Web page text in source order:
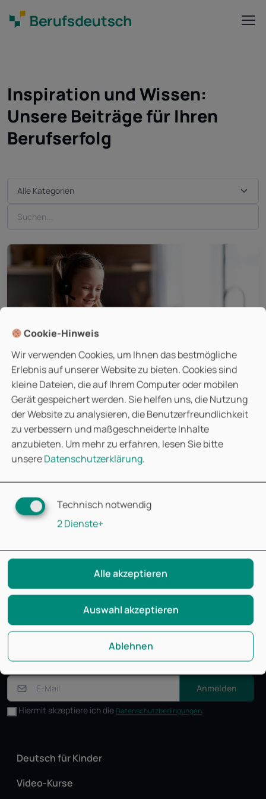
Inspiration und Wissen:
Unsere Beiträge für Ihren
Berufserfolg
Kategorie wählen
22. November 2024
Deutschkurs mit Salih A1.1
Bitte abonnieren Sie unseren Newsletter, um über
unsere Neuigkeiten und Angebote informiert zu werden.
Anmelden
Hiermit akzeptiere ich die Datenschutzbedingungen.
Deutsch für Kinder
Video-Kurse
Cookie-Hinweis
Wir verwenden Cookies, um Ihnen das bestmögliche
Erlebnis auf unserer Website zu bieten. Cookies sind
kleine Dateien, die auf Ihrem Computer oder mobilen
Gerät gespeichert werden. Sie helfen uns, die Nutzung
der Website zu analysieren, die Benutzerfreundlichkeit
zu verbessern und maßgeschneiderte Inhalte
anzubieten. Um mehr zu erfahren, lesen Sie bitte
unsereDatenschutzerklärung.
Technisch notwendig
2 Dienste+
Ablehnen
Auswahl akzeptieren
Alle akzeptieren